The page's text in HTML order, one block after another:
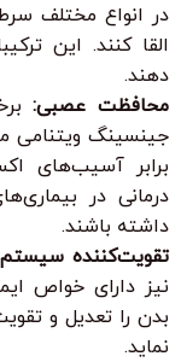
در انواع مختلف
القا کنند. این
دهند.
محافظت عصبی:
جینسینگ ویتنامی
برابر آسیب‌های
درمانی در
داشته باشند.
تقویت‌کننده
نیز دارای خواص
بدن را تعدیل و
نماید.